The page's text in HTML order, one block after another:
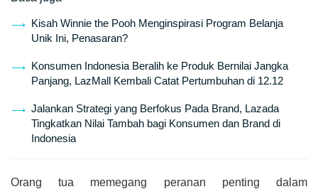
Kisah Winnie the Pooh Menginspirasi Program Belanja
Unik Ini, Penasaran?
Konsumen Indonesia Beralih ke Produk Bernilai Jangka
Panjang, LazMall Kembali Catat Pertumbuhan di 12.12
Jalankan Strategi yang Berfokus Pada Brand, Lazada
Tingkatkan Nilai Tambah bagi Konsumen dan Brand di
Indonesia
Orang tua memegang peranan penting dalam